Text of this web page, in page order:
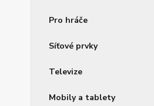
Pro hráče
Síťové prvky
Televize
Mobily a tablety